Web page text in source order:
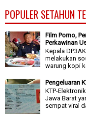
POPULER SETAHUN
Film Porno,
Perkawinan
Kepala
melakukan
warung kopi
Pengeluaran
KTP-
Jawa Barat
sempat viral